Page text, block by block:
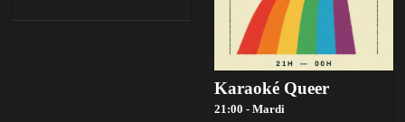
Karaoké Queer
21:00 - Mardi